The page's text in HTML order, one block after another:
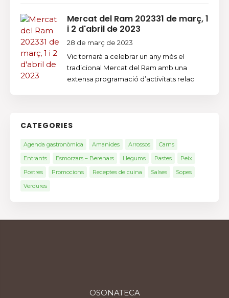
Mercat del Ram 202331 de març, 1
i 2 d'abril de 2023
28 de març de 2023
Vic tornarà a celebrar un any més el
tradicional Mercat del Ram amb una
extensa programació d’activitats relac
CATEGORIES
Agenda gastronòmica Amanides Arrossos
Carns
Entrants
Esmorzars – Berenars Llegums Pastes
Peix
Postres
Promocions Receptes de cuina Salses
Sopes
Verdures
OSONATECA